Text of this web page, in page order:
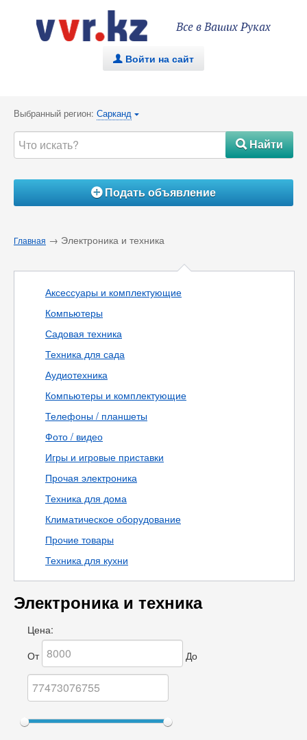
Все в Ваших Руках
. Войти на сайт
Выбранный регион: Сарканд {
#Найти
ÁПодать объявление
Главная → Электроника и техника
Аксессуары и комплектующие
Компьютеры
Садовая техника
Техника для сада
Аудиотехника
Компьютеры и комплектующие
Телефоны / планшеты
Фото / видео
Игры и игровые приставки
Прочая электроника
Техника для дома
Климатическое оборудование
Прочие товары
Техника для кухни
Электроника и техника
Цена:
От
До